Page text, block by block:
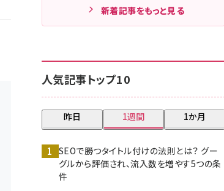
新着記事をもっと見る
人気記事トップ10
昨日 1週間 1か月
SEOで勝つタイトル付けの法則とは？ グー
グルから評価され、流入数を増やす5つの条
件